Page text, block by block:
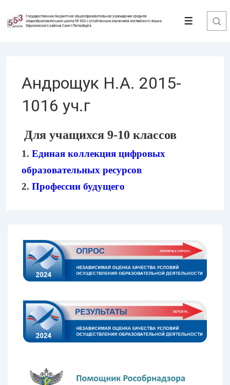
Перейти
Меню
Андрощук Н.А. 2015-
1016 уч.г
Для учащихся 9-10 классов
1. Единая коллекция цифровых
образовательных ресурсов
2. Профессии будущего